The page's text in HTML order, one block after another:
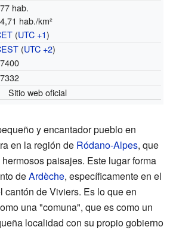
hab.
hab./km²
(UTC +1)
(UTC +2)
Sitio web oficial
y encantador pueblo en
en la región de Ródano-Alpes, que
paisajes. Este lugar forma
deArdèche, específicamente en el
cantón de Viviers. Es lo que en
una "comuna", que es como un
localidad con su propio gobierno